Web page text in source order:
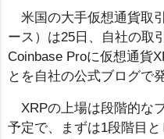
米国の大手仮想通貨取
ース）は25日、自社の取
Coinbase Proに仮想通貨
とを自社の公式ブログで
XRPの上場は段階的な
予定で、まずは1段階目